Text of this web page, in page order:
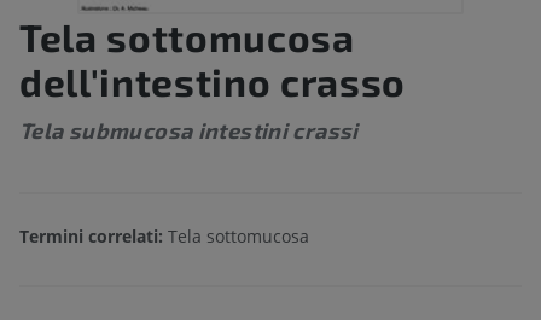
Tela sottomucosa
dell'intestino crasso
Tela submucosa intestini crassi
Termini correlati: Tela sottomucosa